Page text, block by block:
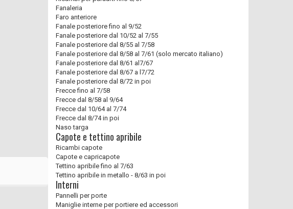
Fanaleria
Faro anteriore
Fanale posteriore fino al 9/52
Fanale posteriore dal 10/52 al 7/55
Fanale posteriore dal 8/55 al 7/58
Fanale posteriore dal 8/58 al 7/61 (solo mercato italiano)
Fanale posteriore dal 8/61 al7/67
Fanale posteriore dal 8/67 a l7/72
Fanale posteriore dal 8/72 in poi
Frecce fino al 7/58
Frecce dal 8/58 al 9/64
Frecce dal 10/64 al 7/74
Frecce dal 8/74 in poi
Naso targa
Capote e tettino apribile
Ricambi capote
Capote e capricapote
Tettino apribile fino al 7/63
Tettino apribile in metallo - 8/63 in poi
Interni
Pannelli per porte
Maniglie interne per portiere ed accessori